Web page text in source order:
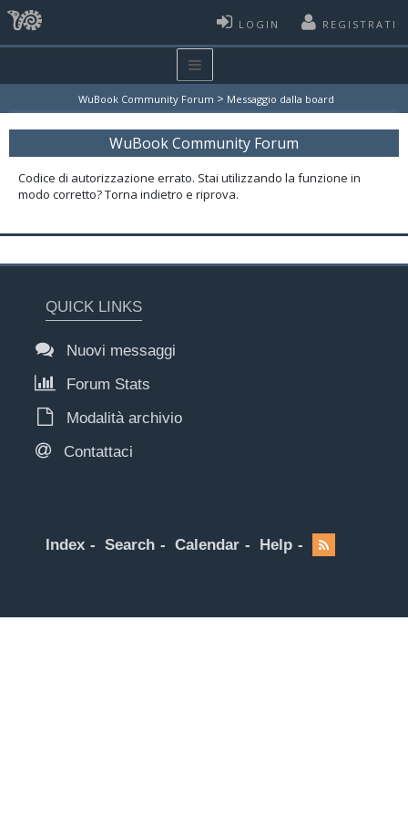
LOGIN REGISTRATI
WuBook Community Forum > Messaggio dalla board
WuBook Community Forum
Codice di autorizzazione errato. Stai utilizzando la funzione in
modo corretto? Torna indietro e riprova.
QUICK LINKS
Nuovi messaggi
Forum Stats
Modalità archivio
Contattaci
Index Search Calendar Help